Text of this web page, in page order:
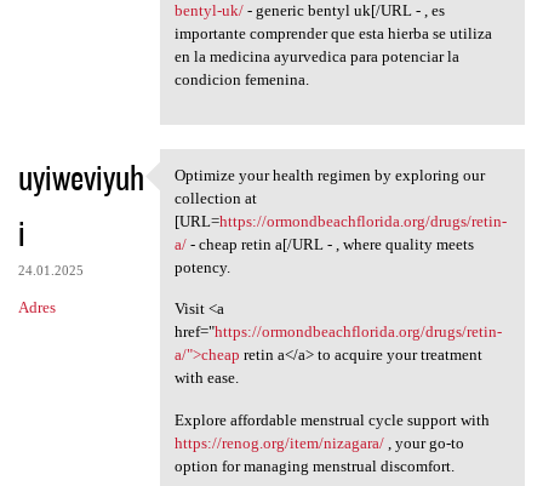
bentyl-uk/- generic bentyl uk[/URL - , es
importante comprender que esta hierba se utiliza
en la medicina ayurvedica para potenciar la
condicion femenina.
uyiweviyuh
i
24.01.2025
Adres
Optimize your health regimen
Optimize your health regimen by exploring our
collection at
[URL=https://ormondbeachflorida.org/drugs/retin-
a/- cheap retin a[/URL - , where quality meets
potency.
Visit <a
href="https://ormondbeachflorida.org/drugs/retin-
a/">cheap retin a</a> to acquire your treatment
with ease.
Explore affordable menstrual cycle support with
https://renog.org/item/nizagara/, your go-to
option for managing menstrual discomfort.